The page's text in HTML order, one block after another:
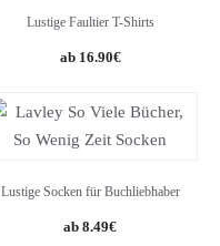
Lustige Faultier T-Shirts
16.90€
Lustige Socken für Buchliebhaber
8.49€